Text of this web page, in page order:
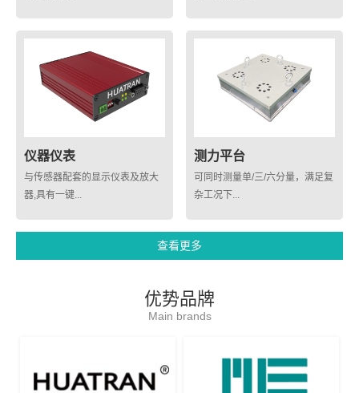
仪器仪表
与传感器配套的显示仪表及放大
器,具有一键...
测力平台
可同时测量单/三/六分量，满足复
杂工况下...
查看更多
优势品牌
Main brands